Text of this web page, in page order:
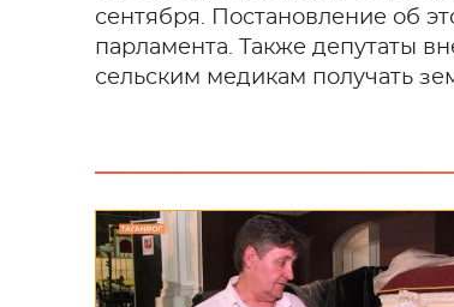
сентября. Постановление об
парламента. Также депутаты
сельским медикам получать